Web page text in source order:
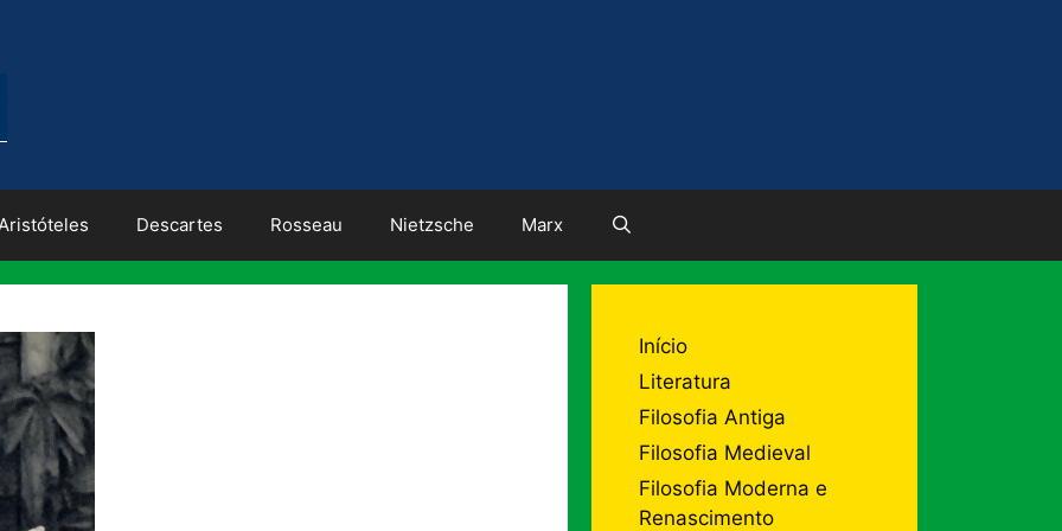
Descartes Rosseau Nietzsche Marx
Início
Literatura
Filosofia Antiga
Filosofia Medieval
Filosofia Moderna e
Renascimento